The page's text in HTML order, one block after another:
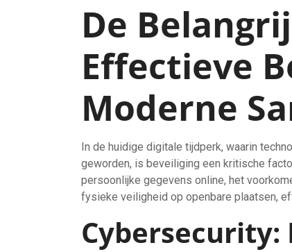
De
Effectieve
Moderne
In de huidige digitale tijdperk, waarin
geworden, is beveiliging een kritische
persoonlijke gegevens online, het
fysieke veiligheid op openbare plaatsen,
Cybersecurity: